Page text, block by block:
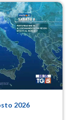
2026